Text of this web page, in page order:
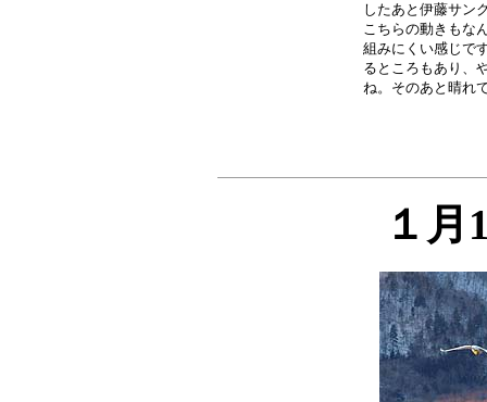
したあと伊藤サン
こちらの動きもな
組みにくい感じで
るところもあり、
１月